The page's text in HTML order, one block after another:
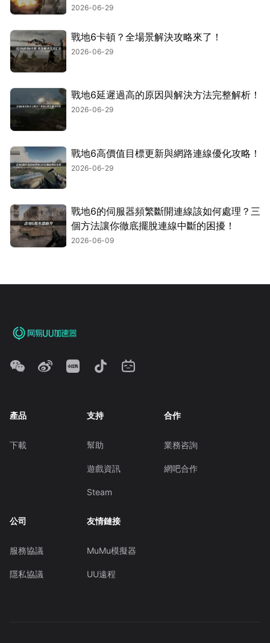
2026-06-29
戰地6卡頓？全場景解決攻略來了！
2026-06-29
戰地6延遲過高的原因與解決方法完整解析！
2026-06-29
戰地6高價值目標更新與網路連線優化攻略！
2026-06-29
戰地6的伺服器頻繁斷開連線該如何處理？三
個方法讓你徹底擺脫連線中斷的困擾！
2026-06-09
產品
下載
支持
幫助
遊戲資訊
Steam
合作
業務咨詢
網吧合作
公司
服務協議
隱私協議
友情鏈接
MuMu模擬器
UU遠程